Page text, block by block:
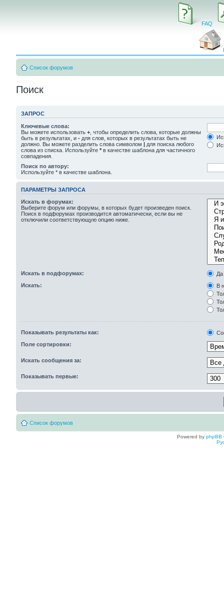
FAQ
Список форумов
Поиск
ЗАПРОС
Ключевые слова:
Вы можете использовать + , чтобы определить слова, которые должны
быть в результатах, и - для слов, которых в результатах быть не
должно. Вы можете разделить слова символом | для поиска любого
слова из списка. Используйте * в качестве шаблона для частичного
совпадения.
Поиск по автору:
Используйте * в качестве шаблона.
ПАРАМЕТРЫ ЗАПРОСА
Искать в форумах:
Выберите форум или форумы, в которых будет произведен поиск.
Поиск в подфорумах производится автоматически, если вы не
отключили соответствующую опцию ниже.
Искать в подфорумах:
Да
Искать:
В
Показывать результаты как:
Поле сортировки:
Искать сообщения за:
Показывать первые:
Список форумов
Powered by phpBB